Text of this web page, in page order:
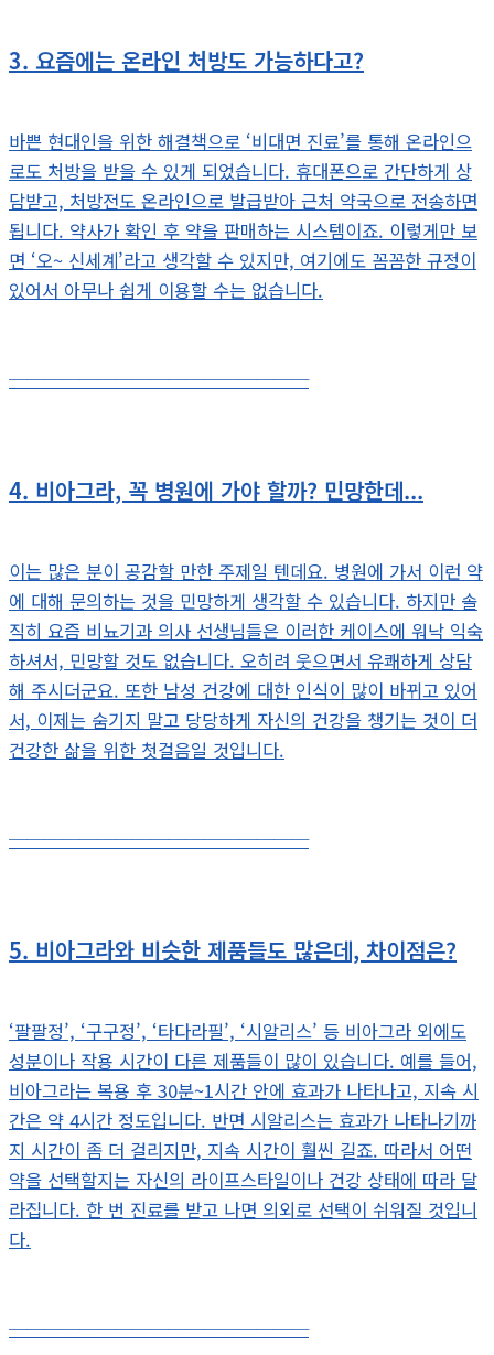
3. 요즘에는 온라인 처방도 가능하다고?
바쁜 현대인을 위한 해결책으로 ‘비대면 진료’를 통해 온라인으
로도 처방을 받을 수 있게 되었습니다. 휴대폰으로 간단하게 상
담받고, 처방전도 온라인으로 발급받아 근처 약국으로 전송하면
됩니다. 약사가 확인 후 약을 판매하는 시스템이죠. 이렇게만 보
면 ‘오~ 신세계’라고 생각할 수 있지만, 여기에도 꼼꼼한 규정이
있어서 아무나 쉽게 이용할 수는 없습니다.
─────────────────
4. 비아그라, 꼭 병원에 가야 할까? 민망한데...
이는 많은 분이 공감할 만한 주제일 텐데요. 병원에 가서 이런 약
에 대해 문의하는 것을 민망하게 생각할 수 있습니다. 하지만 솔
직히 요즘 비뇨기과 의사 선생님들은 이러한 케이스에 워낙 익숙
하셔서, 민망할 것도 없습니다. 오히려 웃으면서 유쾌하게 상담
해 주시더군요. 또한 남성 건강에 대한 인식이 많이 바뀌고 있어
서, 이제는 숨기지 말고 당당하게 자신의 건강을 챙기는 것이 더
건강한 삶을 위한 첫걸음일 것입니다.
─────────────────
5. 비아그라와 비슷한 제품들도 많은데, 차이점은?
‘팔팔정’, ‘구구정’, ‘타다라필’, ‘시알리스’ 등 비아그라 외에도
성분이나 작용 시간이 다른 제품들이 많이 있습니다. 예를 들어,
비아그라는 복용 후 30분~1시간 안에 효과가 나타나고, 지속 시
간은 약 4시간 정도입니다. 반면 시알리스는 효과가 나타나기까
지 시간이 좀 더 걸리지만, 지속 시간이 훨씬 길죠. 따라서 어떤
약을 선택할지는 자신의 라이프스타일이나 건강 상태에 따라 달
라집니다. 한 번 진료를 받고 나면 의외로 선택이 쉬워질 것입니
다.
─────────────────